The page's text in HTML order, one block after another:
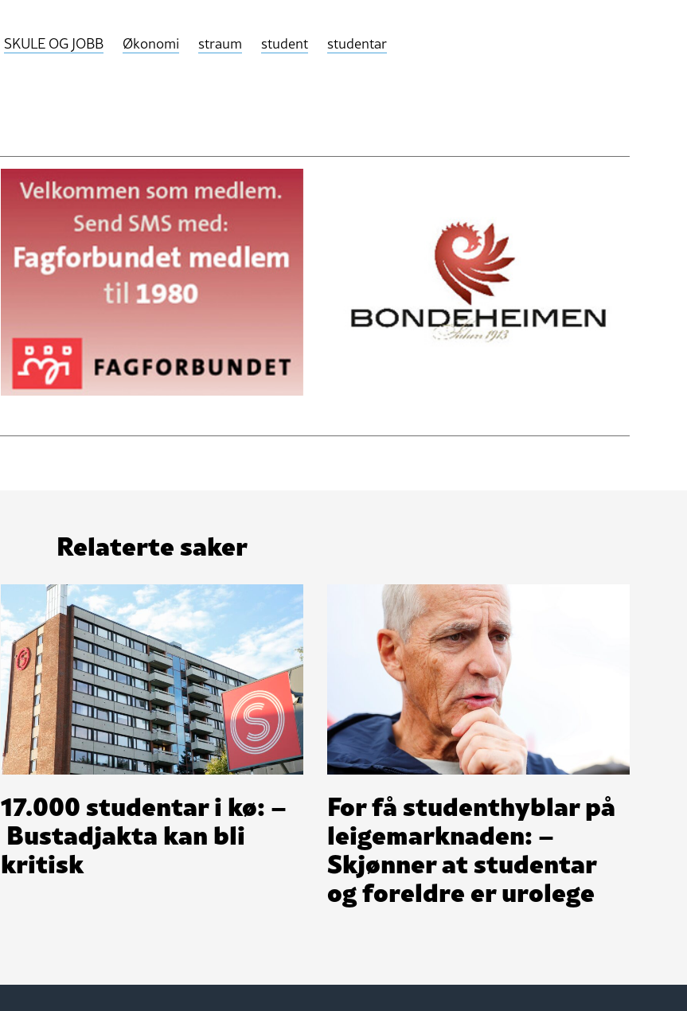
SKULE OG JOBB Økonomi straum student studentar
Relaterte saker
17.000 studentar i kø: –
Bustadjakta kan bli
kritisk
For få studenthyblar på
leigemarknaden: –
Skjønner at studentar
og foreldre er urolege